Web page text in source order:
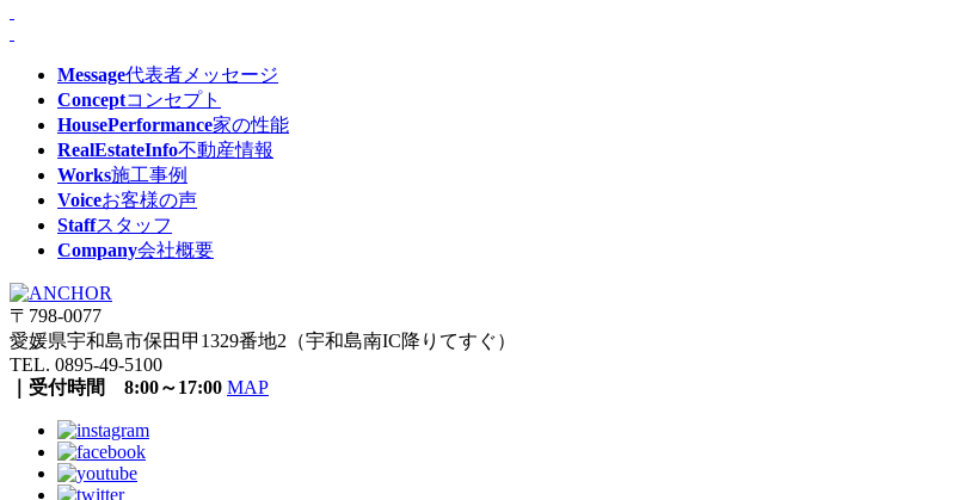
Message代表者メッセージ
Conceptコンセプト
HousePerformance家の性能
RealEstateInfo不動産情報
Works施工事例
Voiceお客様の声
Staffスタッフ
Company会社概要
〒798-0077
愛媛県宇和島市保田甲1329番地2（宇和島南IC降りてすぐ）
TEL. 0895-49-5100
｜受付時間 8:00～17:00 MAP